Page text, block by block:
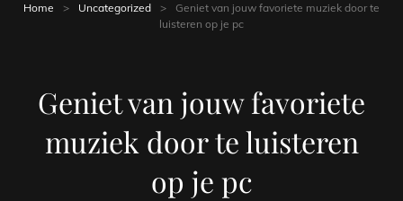
Home > Uncategorized >
Geniet van jouw favoriete muziek door te
luisteren op je pc
Geniet van jouw favoriete
muziek door te luisteren
op je pc